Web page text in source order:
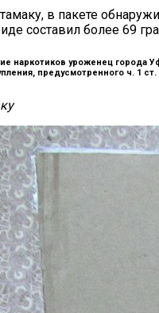
в пакете
составил более 69
наркотиков уроженец
предусмотренного ч. 1